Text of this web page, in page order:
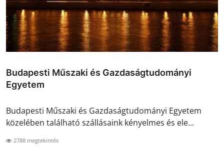
Budapesti Műszaki és Gazdaságtudományi
Egyetem
Budapesti Műszaki és Gazdaságtudományi Egyetem
közelében található szállásaink kényelmes és ele...
2788 megtekintés